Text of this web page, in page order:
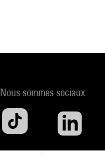
Nous sommes sociaux